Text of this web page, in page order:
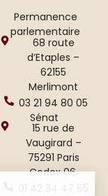
Permanence
parlementaire
68 route
d’Etaples –
62155
Merlimont
03 21 94 80 05
Sénat
15 rue de
Vaugirard –
75291 Paris
Cedex 06.